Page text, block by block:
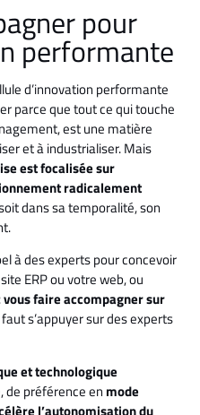
pour
performante
d’innovation performante
parce que tout ce qui touche
est une matière
et à industrialiser. Mais
est focalisée sur
radicalement
dans sa temporalité, son
à des experts pour concevoir
ERP ou votre web, ou
vous faire accompagner sur
s’appuyer sur des experts
et technologique
de préférence en mode
l’autonomisation du